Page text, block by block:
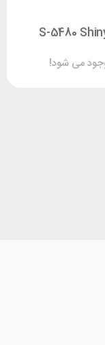
می شود!